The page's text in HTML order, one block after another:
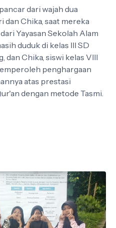
dari wajah dua
Chika, saat mereka
Yayasan Sekolah Alam
duduk di kelas III SD
dan Chika, siswi kelas VIII
penghargaan
atas prestasi
dengan metode Tasmi.